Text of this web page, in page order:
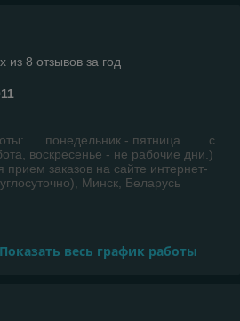
из 8 отзывов за год
.....понедельник - пятница........с
воскресенье - не рабочие дни.)
прием заказов на сайте интернет-
Минск, Беларусь
Показать весь график работы